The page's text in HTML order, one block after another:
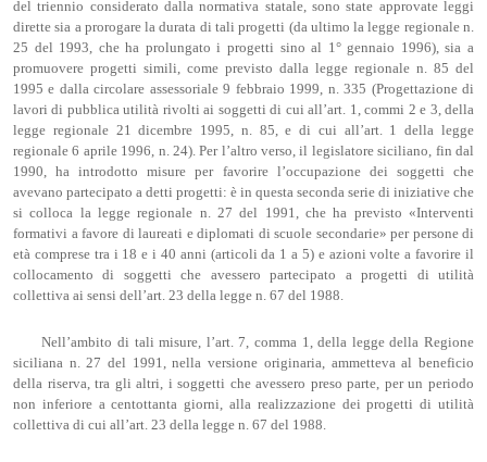
del triennio considerato dalla normativa statale, sono state approvate leggi
dirette sia a prorogare la durata di tali progetti (da ultimo la legge regionale n.
25 del 1993, che ha prolungato i progetti sino al 1° gennaio 1996), sia a
promuovere progetti simili, come previsto dalla legge regionale n. 85 del
1995 e dalla circolare assessoriale 9 febbraio 1999, n. 335 (Progettazione di
lavori di pubblica utilità rivolti ai soggetti di cui all’art. 1, commi 2 e 3, della
legge regionale 21 dicembre 1995, n. 85, e di cui all’art. 1 della legge
regionale 6 aprile 1996, n. 24). Per l’altro verso, il legislatore siciliano, fin dal
1990, ha introdotto misure per favorire l’occupazione dei soggetti che
avevano partecipato a detti progetti: è in questa seconda serie di iniziative che
si colloca la legge regionale n. 27 del 1991, che ha previsto «Interventi
formativi a favore di laureati e diplomati di scuole secondarie» per persone di
età comprese tra i 18 e i 40 anni (articoli da 1 a 5) e azioni volte a favorire il
collocamento di soggetti che avessero partecipato a progetti di utilità
collettiva ai sensi dell’art. 23 della legge n. 67 del 1988.
Nell’ambito di tali misure, l’art. 7, comma 1, della legge della Regione
siciliana n. 27 del 1991, nella versione originaria, ammetteva al beneficio
della riserva, tra gli altri, i soggetti che avessero preso parte, per un periodo
non inferiore a centottanta giorni, alla realizzazione dei progetti di utilità
collettiva di cui all’art. 23 della legge n. 67 del 1988.